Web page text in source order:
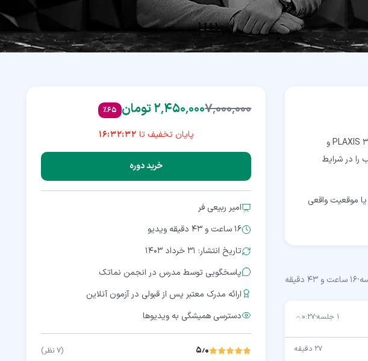
۷٬۰۰۰٬۰۰۰۲٬۴۵۰٬۰۰۰ تومان %65
پایان تخفیف تا 16:32:31
خرید دوره
امیر ربیعی فر
16 ساعت و 43 دقیقه
ویدیو
تاریخ انتشار: ۳۱ خرداد ۱۴۰۳
پاسخگویی توسط مدرس در انجمن نماتک
ارائه مدرک معتبر پس از قبولی در آزمون آنلاین
دسترسی همیشگی به ویدیوها
۵٫۰ (۷نظر)
با تمرین روی معرفی نرم افزار المان محدود PLAXIS 3D و
را در شرایط
موقعیت واقعی
·16 ساعت و 43 دقیقه
1 جلسه·
0:27
27 دقیقه